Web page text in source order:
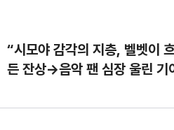
쟁의 분기점
LG유플러
분기점으로 보는 시각
“시모야 감각의 지층, 벨벳이
든 잔상→음악 팬 심장 울린 기